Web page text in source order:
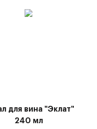
для вина "Эклат"
240 мл